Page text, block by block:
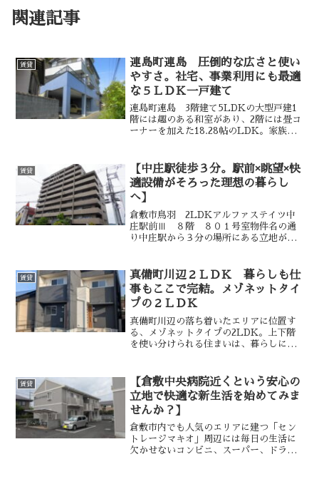
関連記事
賃貸
連島町連島 圧倒的な広さと使い
やすさ。社宅、事業利用にも最適
な５ＬＤＫ一戸建て
連島町連島 3階建て5LDKの大型戸建1
階には趣のある和室があり、2階には畳コ
ーナーを加えた18.28帖のLDK。家族が
す。3階には洋室が3部屋あり、個人のプ
ライベート空
賃貸
【中庄駅徒歩３分。駅前×眺望×快
適設備がそろった理想の暮らし
へ】
倉敷市鳥羽 2LDKアルファステイツ中
庄駅前Ⅲ ８階 ８０１号室物件名の通
り中庄駅から３分の場所にある立地が魅
金融機関・飲食店が揃った生活しやすい
環境です。2LDKの角
賃貸
真備町川辺２ＬＤＫ 暮らしも仕
事もここで完結。メゾネットタイ
プの２ＬＤＫ
真備町川辺の落ち着いたエリアに位置す
る、メゾネットタイプの2LDK。上下階
を使い分けられる住まいは、暮らしに程
シーを確保しやすく、外からの視線を気
にせずくつろげる空間
賃貸
【倉敷中央病院近くという安心の
立地で快適な新生活を始めてみま
せんか？】
倉敷市内でも人気のエリアに建つ「セン
トレージマキオ」周辺には毎日の生活に
欠かせないコンビニ、スーパー、ドラッ